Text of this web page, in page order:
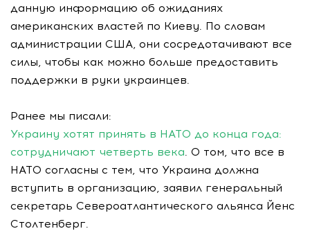
данную информацию об ожиданиях
американских властей по Киеву. По словам
администрации США, они сосредотачивают все
силы, чтобы как можно больше предоставить
поддержки в руки украинцев.
Ранее мы писали:
Украину хотят принять в НАТО до конца года:
сотрудничают четверть века. О том, что все в
НАТО согласны с тем, что Украина должна
вступить в организацию, заявил генеральный
секретарь Североатлантического альянса Йенс
Столтенберг.